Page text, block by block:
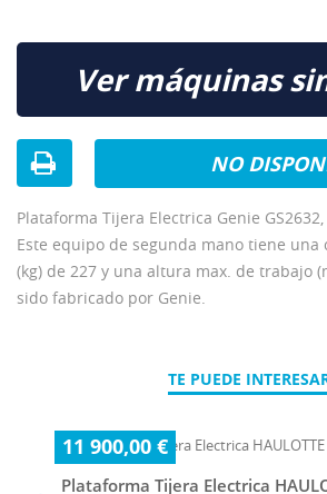
Plataforma Tijera Electrica Genie
Este equipo de segunda mano tiene una
(kg) de 227 y una altura max. de trabajo
sido fabricado por Genie.
Ver máquinas
NO
TE PUEDE
11 900,00 €
Plataforma Tijera Electrica